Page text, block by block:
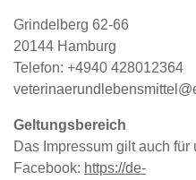
Grindelberg 62-66
20144 Hamburg
Telefon: +4940 428012364
Geltungsbereich
Das Impressum gilt auch
Facebook: https://de-